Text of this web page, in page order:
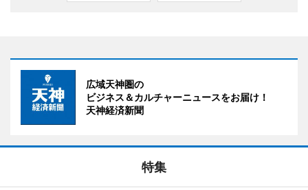
広域天神圏の
ビジネス＆カルチャーニュースをお届け！
天神経済新聞
特集